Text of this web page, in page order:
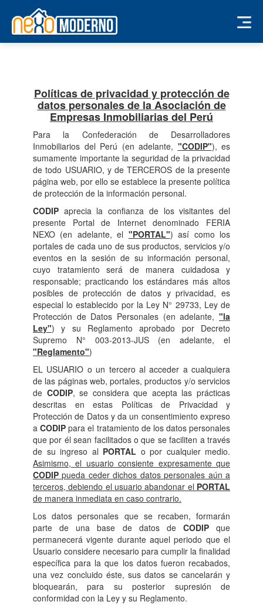
Políticas de privacidad y protección de
datos personales de la Asociación de
Empresas Inmobiliarias del Perú
Para la Confederación de Desarrolladores
Inmobiliarios del Perú (en adelante, "CODIP"), es
sumamente importante la seguridad de la privacidad
de todo USUARIO, y de TERCEROS de la presente
página web, por ello se establece la presente política
de protección de la información personal.
CODIP aprecia la confianza de los visitantes del
presente Portal de Internet denominado FERIA
NEXO (en adelante, el "PORTAL") así como los
portales de cada uno de sus productos, servicios y/o
eventos en la sesión de su información personal,
cuyo tratamiento será de manera cuidadosa y
responsable; practicando los estándares más altos
posibles de protección de datos y privacidad, es
especial lo establecido por la Ley N° 29733, Ley de
Protección de Datos Personales (en adelante, "la
Ley") y su Reglamento aprobado por Decreto
Supremo N° 003-2013-JUS (en adelante, el
"Reglamento")
EL USUARIO o un tercero al acceder a cualquiera
de las páginas web, portales, productos y/o servicios
de CODIP, se considera que acepta las prácticas
descritas en estas Políticas de Privacidad y
Protección de Datos y da un consentimiento expreso
aCODIP para el tratamiento de los datos personales
que por él sean facilitados o que se faciliten a través
de su ingreso al PORTAL o por cualquier medio.
Asimismo, el usuario consiente expresamente que
CODIP pueda ceder dichos datos personales aún a
terceros, debiendo el usuario abandonar el PORTAL
de manera inmediata en caso contrario.
Los datos personales que se recaben, formarán
parte de una base de datos de CODIPque
permanecerá vigente durante aquel periodo que el
Usuario considere necesario para cumplir la finalidad
específica para la que los datos fueron recabados,
una vez concluido éste, sus datos se cancelarán y
bloquearán, para su posterior supresión de
conformidad con la Ley y su Reglamento.